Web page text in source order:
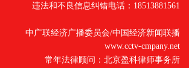
违法和不良信息纠错电话：18513881561
中广联经济广播委员会/中国经济新闻联播
www.cctv-cmpany.net
常年法律顾问：北京盈科律师事务所